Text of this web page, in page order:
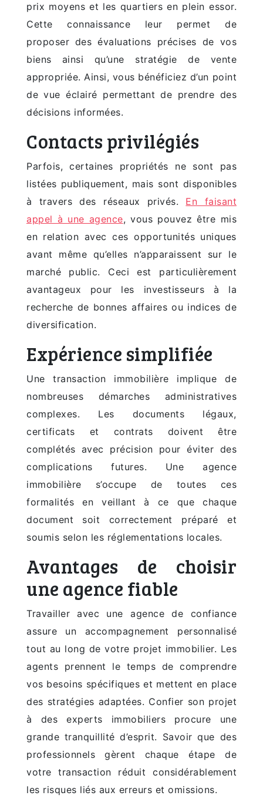
prix moyens et les quartiers en plein essor.
Cette connaissance leur permet de
proposer des évaluations précises de vos
biens ainsi qu’une stratégie de vente
appropriée. Ainsi, vous bénéficiez d’un point
de vue éclairé permettant de prendre des
décisions informées.
Contacts privilégiés
Parfois, certaines propriétés ne sont pas
listées publiquement, mais sont disponibles
à travers des réseaux privés. En faisant
appel à une agence, vous pouvez être mis
en relation avec ces opportunités uniques
avant même qu’elles n’apparaissent sur le
marché public. Ceci est particulièrement
avantageux pour les investisseurs à la
recherche de bonnes affaires ou indices de
diversification.
Expérience simplifiée
Une transaction immobilière implique de
nombreuses démarches administratives
complexes. Les documents légaux,
certificats et contrats doivent être
complétés avec précision pour éviter des
complications futures. Une agence
immobilière s’occupe de toutes ces
formalités en veillant à ce que chaque
document soit correctement préparé et
soumis selon les réglementations locales.
Avantages de choisir
une agence fiable
Travailler avec une agence de confiance
assure un accompagnement personnalisé
tout au long de votre projet immobilier. Les
agents prennent le temps de comprendre
vos besoins spécifiques et mettent en place
des stratégies adaptées. Confier son projet
à des experts immobiliers procure une
grande tranquillité d’esprit. Savoir que des
professionnels gèrent chaque étape de
votre transaction réduit considérablement
les risques liés aux erreurs et omissions.